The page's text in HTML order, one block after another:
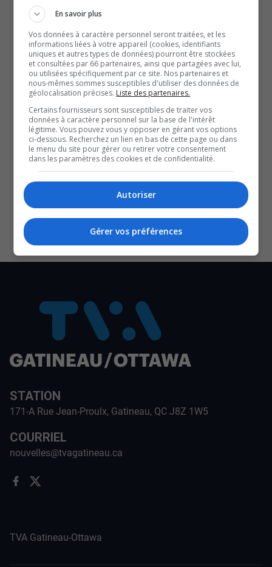
À lire aussi :
Fermeture complète de la traverse des Chaudières
pour des travaux de réhabilitation
Fermeture de voies de l’A-5 pour remplacement de
puisards et de regards-puisards entre les échangeurs
Saint-Joseph et Scott
du Lac-Leamy et du domaine Mackenzie-King
désormais payants
CULTURE ET NOTRE ÉCONOMIE
STATION
171-A Rue Jean-Proulx, Gatineau, QC J8Z 1W5
COURRIEL
nouvelles@tvagatineau.ca
TVA Gatineau-Ottawa
En savoir plus
Vos données à caractère personnel seront traitées, et les
informations liées à votre appareil (cookies, identifiants
uniques et autres types de données) pourront être stockées
et consultées par 66 partenaires, ainsi que partagées avec lui,
ou utilisées spécifiquement par ce site. Nos partenaires et
nous-mêmes sommes susceptibles d'utiliser des données de
géolocalisation précises. Liste des partenaires.
Certains fournisseurs sont susceptibles de traiter vos
données à caractère personnel sur la base de l'intérêt
légitime. Vous pouvez vous y opposer en gérant vos options
ci-dessous. Recherchez un lien en bas de cette page ou dans
le menu du site pour gérer ou retirer votre consentement
dans les paramètres des cookies et de confidentialité.
Autoriser
Gérer vos préférences